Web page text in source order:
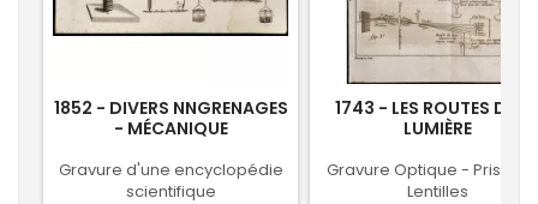
1852 - DIVERS NNGRENAGES
- MÉCANIQUE
Gravure d'une encyclopédie
scientifique
1743 - LES ROUTES DE LA
LUMIÈRE
Gravure Optique -
Lentilles